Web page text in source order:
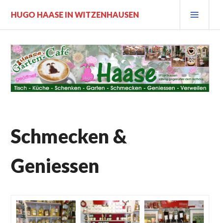
Inhalt
springen
HUGO HAASE IN WITZENHAUSEN
Schmecken &
Geniessen